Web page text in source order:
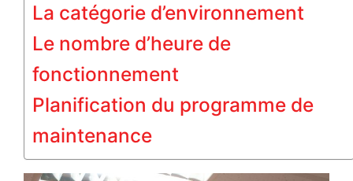
La catégorie d’environnement
Le nombre d’heure de
fonctionnement
Planification du programme de
maintenance